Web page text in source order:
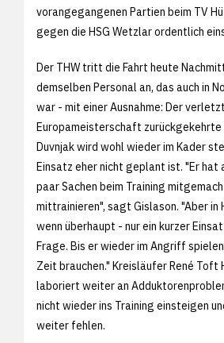
vorangegangenen Partien beim TV
gegen die HSG Wetzlar ordentlich
Der THW tritt die Fahrt heute
demselben Personal an, das auch in
war - mit einer Ausnahme: Der
Europameisterschaft zurückgekehrte
Duvnjak wird wohl wieder im Kader
Einsatz eher nicht geplant ist. "Er hat
paar Sachen beim Training
mittrainieren", sagt Gislason. "Aber in
wenn überhaupt - nur ein kurzer
Frage. Bis er wieder im Angriff
Zeit brauchen." Kreisläufer René Toft
laboriert weiter an
nicht wieder ins Training einsteigen
weiter fehlen.